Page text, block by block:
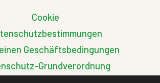
Cookie
Geschäftsbedingungen
Grundverordnung